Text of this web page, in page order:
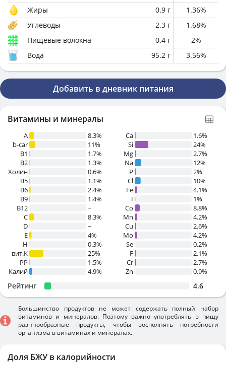
Жиры
0.9 г 1.36%
Углеводы
2.3 г 1.68%
Пищевые волокна
0.4 г 2%
Вода
95.2 г 3.56%
Добавить в дневник питания
Витамины и минералы
A
8.3%
b-car
11%
В1
1.7%
B2
1.3%
Холин
0.6%
B5
1.1%
B6
2.4%
B9
1.4%
B12
~
C
8.3%
D
~
E
4%
H
0.3%
вит.К
25%
PP
1.5%
Калий
4.9%
Ca
1.6%
Si
24%
Mg
2.7%
Na
12%
P
2%
Cl
10%
Fe
4.1%
I
1%
Co
8.8%
Mn
4.2%
Cu
2.6%
Mo
4.2%
Se
0.2%
F
2.1%
Cr
2.7%
Zn
0.9%
Рейтинг 4.6
Большинство продуктов не может содержать полный набор
витаминов и минералов. Поэтому важно употреблять в пищу
разннообразные продукты, чтобы восполнять потребности
организма в витаминах и минералах.
Доля БЖУ в калорийности